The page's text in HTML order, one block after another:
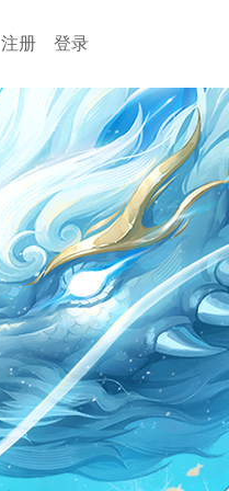
注册 登录